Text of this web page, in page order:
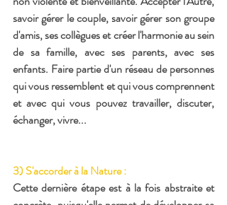
savoir gérer le couple, savoir gérer son groupe
d'amis, ses collègues et créer l'harmonie au sein
de sa famille, avec ses parents, avec ses
enfants. Faire partie d'un réseau de personnes
qui vous ressemblent et qui vous comprennent
et avec qui vous pouvez travailler, discuter,
échanger, vivre...
3) S'accorder à la Nature :
Cette dernière étape est à la fois abstraite et